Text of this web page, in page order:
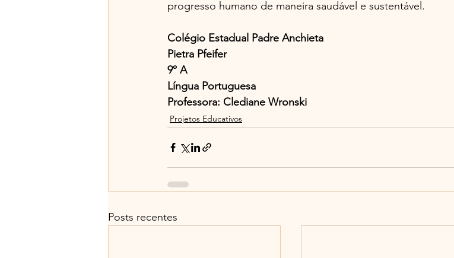
progresso humano de maneira saudável e sustentável.
Colégio Estadual Padre Anchieta
Pietra Pfeifer
9º A
Língua Portuguesa
Professora: Clediane Wronski
Projetos Educativos
Posts recentes